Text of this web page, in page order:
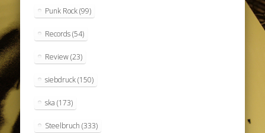
Punk Rock(99)
Records(54)
Review(23)
siebdruck(150)
ska (173)
Steelbruch (333)